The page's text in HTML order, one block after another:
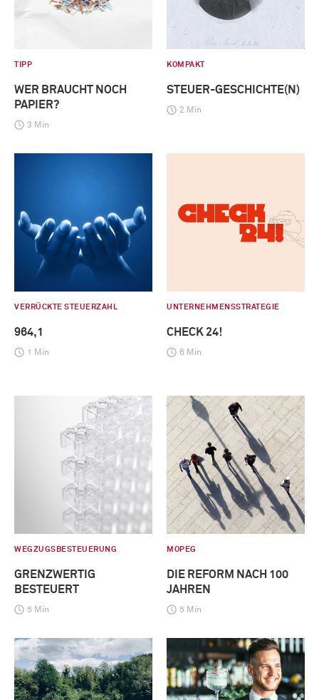
TIPP
WER BRAUCHT NOCH
PAPIER?
3 Min
KOMPAKT
STEUER-GESCHICHTE(N)
2 Min
VERRÜCKTE STEUERZAHL
964,1
1 Min
UNTERNEHMENSSTRATEGIE
CHECK 24!
6 Min
WEGZUGSBESTEUERUNG
GRENZWERTIG
BESTEUERT
5 Min
MOPEG
DIE REFORM NACH 100
JAHREN
5 Min